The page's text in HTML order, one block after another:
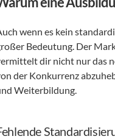
wenn es kein
Bedeutung. Der
dir nicht nur das
der Konkurrenz
Weiterbildung.